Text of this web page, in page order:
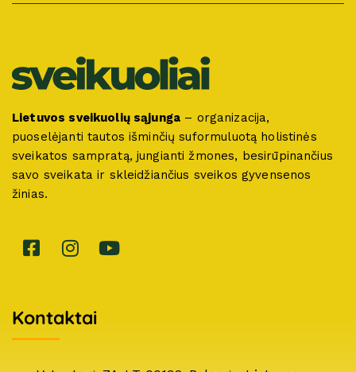
Lietuvos sveikuolių sąjunga – organizacija,
puoselėjanti tautos išminčių suformuluotą holistinės
sveikatos sampratą, jungianti žmones, besirūpinančius
savo sveikata ir skleidžiančius sveikos gyvensenos
žinias.
Kontaktai